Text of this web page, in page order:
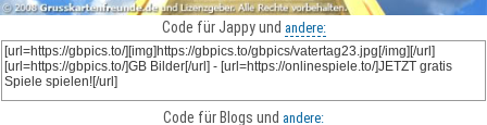
Code für Jappy und andere:
Code für Blogs und andere: